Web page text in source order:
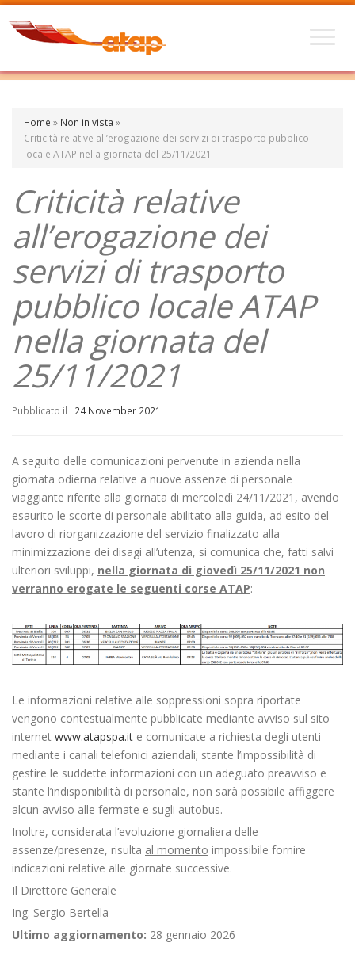
Home » Non in vista »
Criticità relative all’erogazione dei servizi di trasporto pubblico
locale ATAP nella giornata del 25/11/2021
Criticità relative
all’erogazione dei
servizi di trasporto
pubblico locale ATAP
nella giornata del
25/11/2021
Pubblicato il : 24 November 2021
A seguito delle comunicazioni pervenute in azienda nella
giornata odierna relative a nuove assenze di personale
viaggiante riferite alla giornata di mercoledì 24/11/2021, avendo
esaurito le scorte di personale abilitato alla guida, ad esito del
lavoro di riorganizzazione del servizio finalizzato alla
minimizzazione dei disagi all’utenza, si comunica che, fatti salvi
ulteriori sviluppi, nella giornata di giovedì 25/11/2021 non
verranno erogate le seguenti corse ATAP:
Le informazioni relative alle soppressioni sopra riportate
vengono contestualmente pubblicate mediante avviso sul sito
internet www.atapspa.it e comunicate a richiesta degli utenti
mediante i canali telefonici aziendali; stante l’impossibilità di
gestire le suddette informazioni con un adeguato preavviso e
stante l’indisponibilità di personale, non sarà possibile affiggere
alcun avviso alle fermate e sugli autobus.
Inoltre, considerata l’evoluzione giornaliera delle
assenze/presenze, risulta al momento impossibile fornire
indicazioni relative alle giornate successive.
Il Direttore Generale
Ing. Sergio Bertella
Ultimo aggiornamento: 28 gennaio 2026